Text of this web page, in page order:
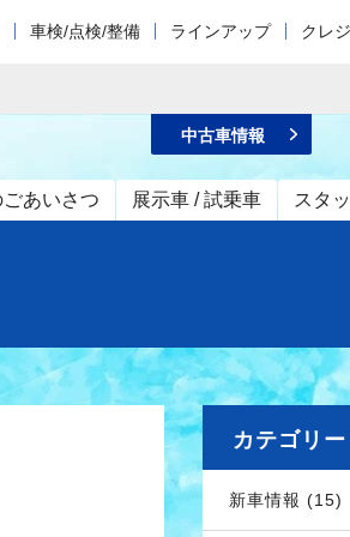
車検/点検/整備 ラインアップ クレ
あいさつ 展示車 / 試乗車 スタ
中古車情報
カテゴリー
新車情報 (15)